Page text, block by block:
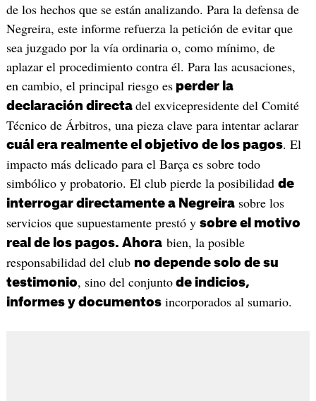
de los hechos que se están analizando. Para la defensa de
Negreira, este informe refuerza la petición de evitar que
sea juzgado por la vía ordinaria o, como mínimo, de
aplazar el procedimiento contra él. Para las acusaciones,
en cambio, el principal riesgo esperder la
declaración directa del exvicepresidente del Comité
Técnico de Árbitros, una pieza clave para intentar aclarar
cuál era realmente el objetivo de los pagos. El
impacto más delicado para el Barça es sobre todo
simbólico y probatorio. El club pierde la posibilidad de
interrogar directamente a Negreirasobre los
servicios que supuestamente prestó y sobre el motivo
real de los pagos. Ahorabien, la posible
responsabilidad del club no depende solo de su
testimonio, sino del conjuntode indicios,
informes y documentosincorporados al sumario.